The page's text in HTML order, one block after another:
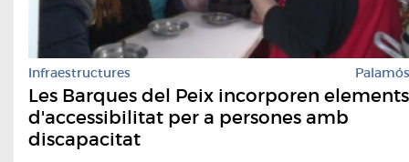
Infraestructures Palamós
Les Barques del Peix incorporen elements
d'accessibilitat per a persones amb
discapacitat